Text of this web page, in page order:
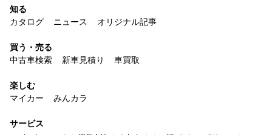
知る
カタログ
ニュース オリジナル記事
買う・売る
中古車検索
新車見積り 車買取
楽しむ
マイカー
みんカラ
サービス